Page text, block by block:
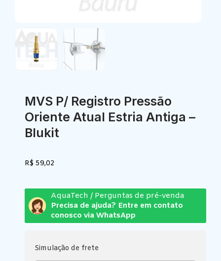
MVS P/ Registro Pressão
Oriente Atual Estria Antiga –
Blukit
R$ 59,02
AquaTech / Perguntas de pré-venda
Precisa de ajuda? Entre em contato
conosco via WhatsApp
Simulação de frete